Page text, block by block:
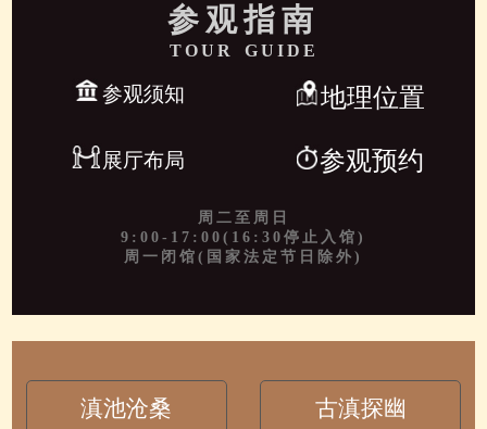
参观指南
TOUR GUIDE
参观须知 地理位置
展厅布局 参观预约
周二至周日
9:00-17:00(16:30停止入馆)
周一闭馆(国家法定节日除外)
滇池沧桑 古滇探幽